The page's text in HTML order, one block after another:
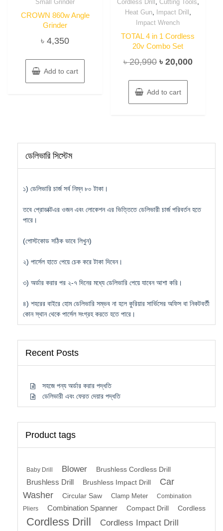
Small Grinder
CROWN 860w Angle
Grinder
৳4,350
Add to cart
Cordless Drill , Cutting Tools,
Heat Gun, Impact Drill ,
Impact Wrench
TOTAL 4 in 1 Cordless
20v Combo Set
৳20,990 Original
was:
৳ 20,990.
৳ 20,000Current
Add to cart
ডেলিভারি সিস্টেম
১) ডেলিভারি চার্জ সর্ব নিম্ন ৮০ টাকা।
তবে প্রোডাক্টএর ওজন এবং লোকেশন এর ভিত্তিতে ডেলিভারী চার্জ পরিবর্তন হতে
পারে।
(পোস্টকোড সঠিক ভাবে লিখুন)
২) পার্সেল হাতে পেয়ে চেক করে টাকা দিবেন।
৩) অর্ডার করার পর ২-৭ দিনের মধ্যে ডেলিভারি পেয়ে যাবেন আশা করি।
৪) শহরের বাইরে হোম ডেলিভারি সম্ভব না হলে কুরিয়ার সার্ভিসের অফিস বা নিকটবর্তী
কোন স্থান থেকে পার্সেল সংগ্রহ করতে হতে পারে।
Recent Posts
সহজে পন্য অর্ডার করার পদ্ধতি
ডেলিভারী এবং ফেরত দেয়ার পদ্ধতি
Product tags
Baby Drill Blower Brushless Cordless Drill
Brushless Drill Brushless Impact Drill
Car
Washer
Circular Saw Clamp Meter
Combination
Pliers
Combination Spanner Compact Drill Cordless
Cordless Drill Cordless Impact Drill